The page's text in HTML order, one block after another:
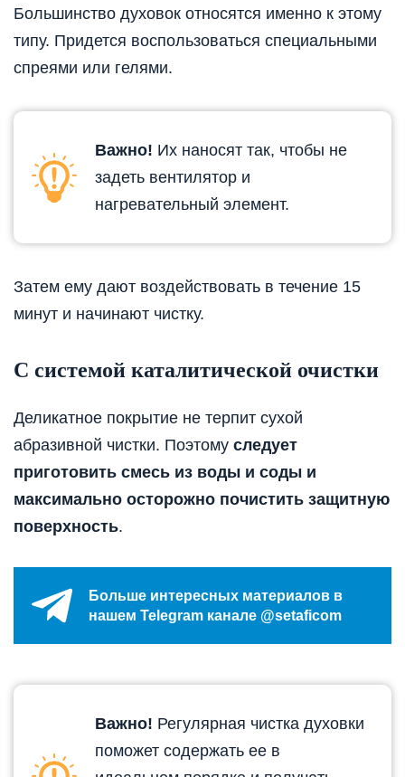
Большинство духовок относятся именно к этому
типу. Придется воспользоваться специальными
спреями или гелями.
Важно! Их наносят так, чтобы не
задеть вентилятор и
нагревательный элемент.
Затем ему дают воздействовать в течение 15
минут и начинают чистку.
С системой каталитической очистки
Деликатное покрытие не терпит сухой
абразивной чистки. Поэтому следует
приготовить смесь из воды и соды и
максимально осторожно почистить защитную
поверхность.
Больше интересных материалов в
нашем Telegram канале @setaficom
Важно! Регулярная чистка духовки
поможет содержать ее в